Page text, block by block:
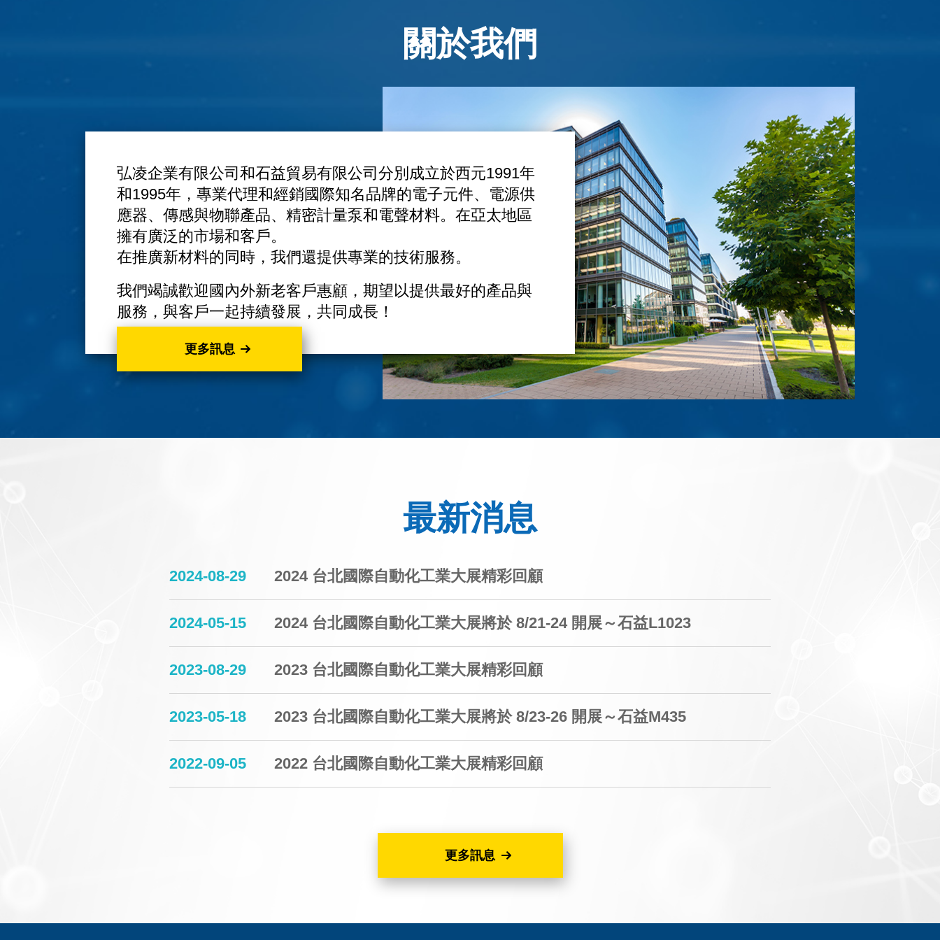
關於我們
弘凌企業有限公司和石益貿易有限公司分別成立於西元1991年
和1995年，專業代理和經銷國際知名品牌的電子元件、電源供
應器、傳感與物聯產品、精密計量泵和電聲材料。在亞太地區
擁有廣泛的市場和客戶。
在推廣新材料的同時，我們還提供專業的技術服務。
我們竭誠歡迎國內外新老客戶惠顧，期望以提供最好的產品與
服務，與客戶一起持續發展，共同成長！
更多訊息
最新消息
2024-08-29 2024 台北國際自動化工業大展精彩回顧
2024-05-15 2024 台北國際自動化工業大展將於 8/21-24 開展～石益L1023
2023-08-29 2023 台北國際自動化工業大展精彩回顧
2023-05-18 2023 台北國際自動化工業大展將於 8/23-26 開展～石益M435
2022-09-05 2022 台北國際自動化工業大展精彩回顧
更多訊息